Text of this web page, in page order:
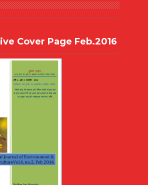
Cover Page Feb.2016